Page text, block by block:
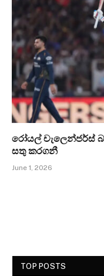
රෝයල් චැලෙන්ජර්ස්
සතු කරගනී
June 1, 2026
TOP POSTS